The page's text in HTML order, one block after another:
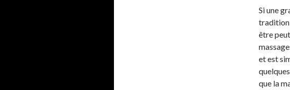
Si une
tradition
être
et est
que la